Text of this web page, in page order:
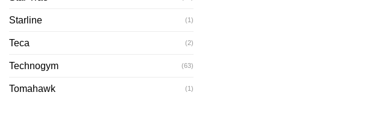
Starline (1)
Teca (2)
Technogym (63)
Tomahawk (1)